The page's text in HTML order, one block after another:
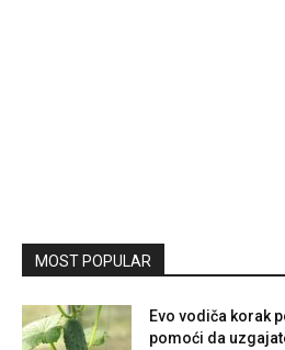
MOST POPULAR
Evo vodiča korak
pomoći da